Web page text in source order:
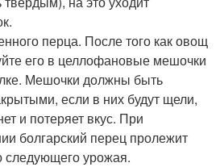
перца. После того как овощ
его в целлофановые мешочки
Мешочки должны быть
если в них будут щели,
и потеряет вкус. При
болгарский перец пролежит
следующего урожая.